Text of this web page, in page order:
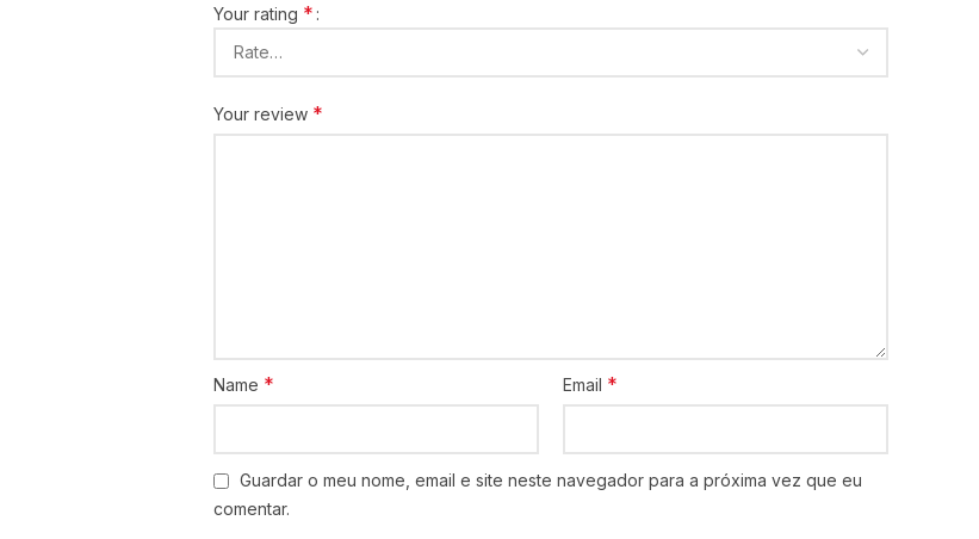
Your rating *
Your review *
Name * Email *
Guardar o meu nome, email e site neste navegador para a próxima vez que eu
comentar.